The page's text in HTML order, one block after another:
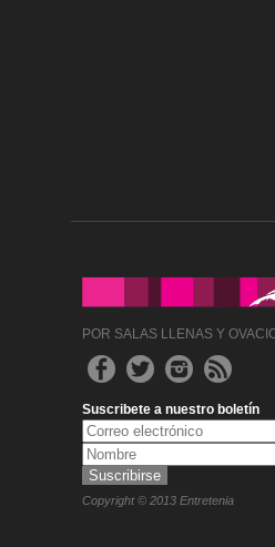
POR SALAS LLENAS Y
Suscribete a nuestro boletín
Copyright © 2013 Entretenia